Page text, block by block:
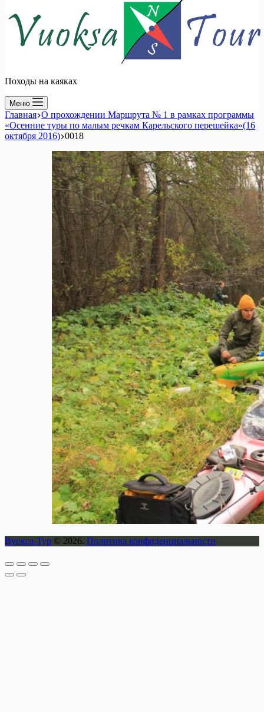
Походы на каяках
Меню
Главная О прохождении Маршрута № 1 в рамках программы
«Осенние туры по малым речкам Карельского перешейка»(16
октября 2016) 0018
Вуокса-Тур © 2026. Политика конфиденциальности